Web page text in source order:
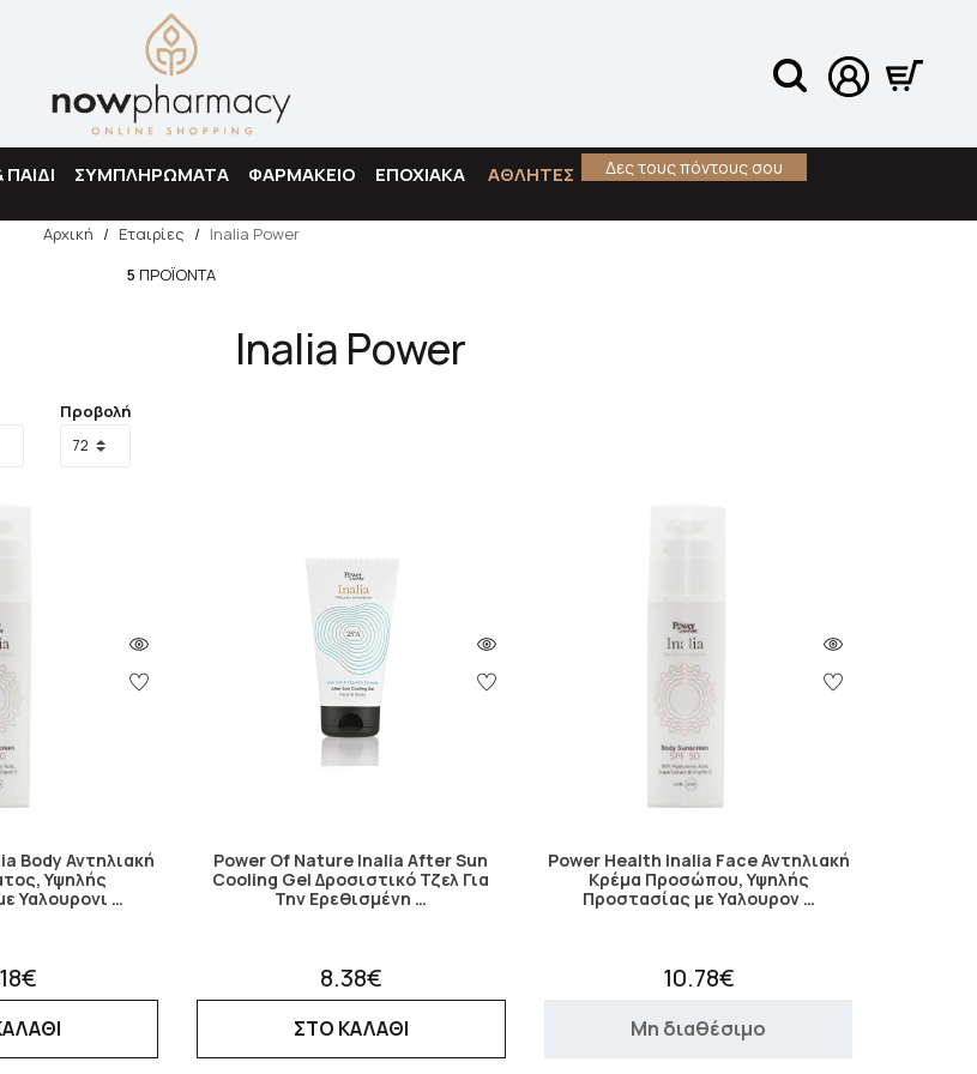
ΣΥΜΠΛΗΡΩΜΑΤΑ ΦΑΡΜΑΚΕΙΟ ΕΠΟΧΙΑΚΑ ΑΘΛΗΤΕΣ Δες τους πόντους σου
Αναζήτηση
Αρχική / Εταιρίες / Inalia Power
5 ΠΡΟΪΌΝΤΑ
Inalia Power
Προβολή
Body Αντηλιακή
Υψηλής
Υαλουρονι …
Power Of Nature Inalia After Sun
Cooling Gel Δροσιστικό Τζελ Για
Την Ερεθισμένη …
8.38€
ΣΤΟ ΚΑΛΑΘΙ
Power Health Inalia Face Αντηλιακή
Κρέμα Προσώπου, Υψηλής
Προστασίας με Υαλουρον …
10.78€
Μη διαθέσιμο